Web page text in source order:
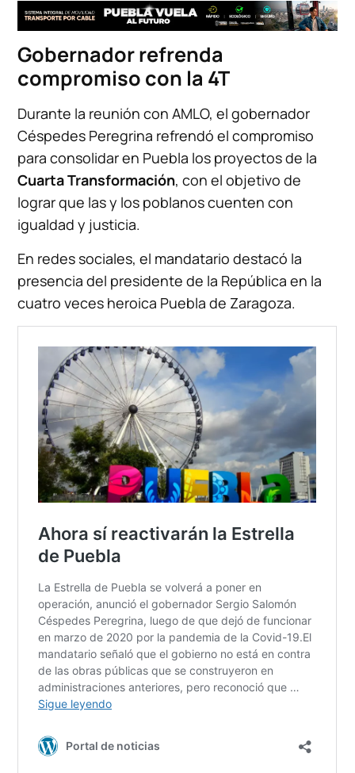
Gobernador refrenda
compromiso con la 4T
Durante la reunión con AMLO, el gobernador
Céspedes Peregrina refrendó el compromiso
para consolidar en Puebla los proyectos de la
Cuarta Transformación, con el objetivo de
lograr que las y los poblanos cuenten con
igualdad y justicia.
En redes sociales, el mandatario destacó la
presencia del presidente de la República en la
cuatro veces heroica Puebla de Zaragoza.